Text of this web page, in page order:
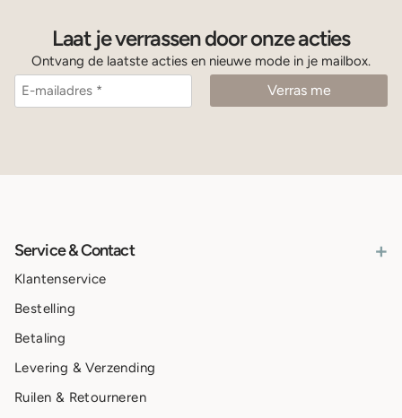
Laat je verrassen door onze acties
Ontvang de laatste acties en nieuwe mode in je mailbox.
Service & Contact +
Klantenservice
Bestelling
Betaling
Levering & Verzending
Ruilen & Retourneren